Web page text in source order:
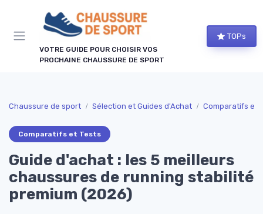
VOTRE GUIDE POUR CHOISIR VOS
PROCHAINE CHAUSSURE DE SPORT
TOPs
Chaussure de sport Sélection et Guides d'Achat Comparatifs et
Comparatifs et Tests
Guide d'achat : les 5 meilleurs
chaussures de running stabilité
premium (2026)